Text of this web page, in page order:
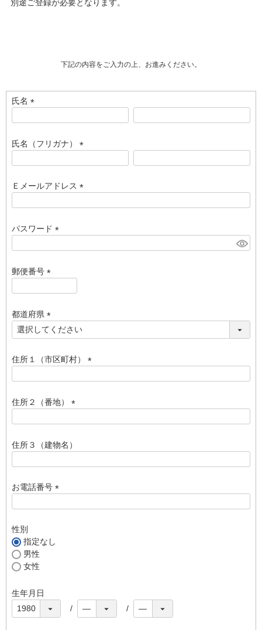
別途ご登録が必要となります。
下記の内容をご入力の上、お進みください。
氏名
須
)
氏名（フリガナ）
須
)
Ｅメールアドレス
)
パスワード
)
郵便番号
須
)
都道府県
(
必
須
)
住所１（市区町村）
)
住所２（番地）
須
)
住所３（建物名）
お電話番号
性別
指定なし
男性
女性
生年月日